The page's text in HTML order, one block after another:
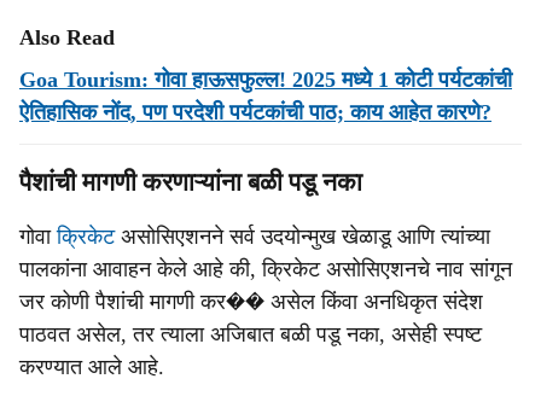
Also Read
Goa Tourism: गोवा हाऊसफुल्ल! 2025 मध्ये 1 कोटी पर्यटकांची
ऐतिहासिक नोंद, पण परदेशी पर्यटकांची पाठ; काय आहेत कारणे?
पैशांची मागणी करणाऱ्यांना बळी पडू नका
गोवाक्रिकेट असोसिएशनने सर्व उदयोन्मुख खेळाडू आणि त्यांच्या
पालकांना आवाहन केले आहे की, क्रिकेट असोसिएशनचे नाव सांगून
जर कोणी पैशांची मागणी कर�� असेल किंवा अनधिकृत संदेश
पाठवत असेल, तर त्याला अजिबात बळी पडू नका, असेही स्पष्ट
करण्यात आले आहे.